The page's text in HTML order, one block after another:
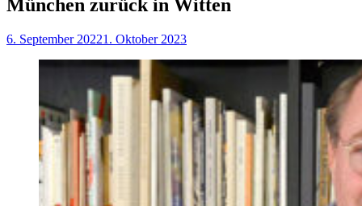
München zurück in Witten
6. September 20221. Oktober 2023